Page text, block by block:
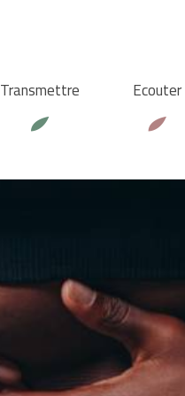
Transmettre Ecouter